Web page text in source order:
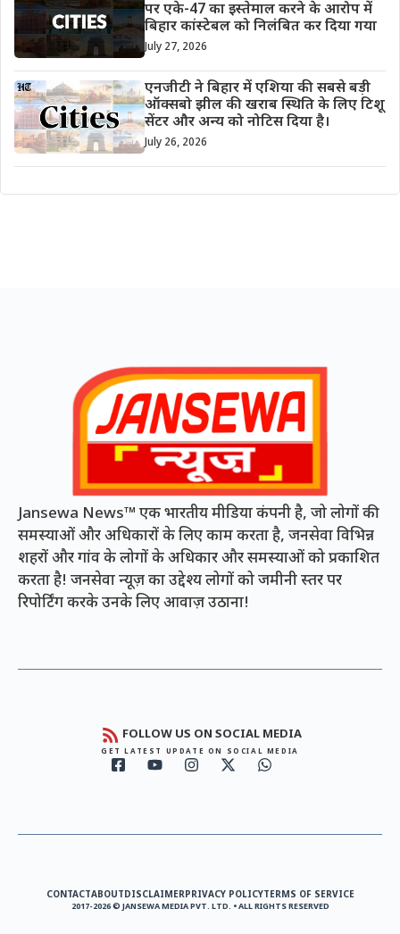
पर एके-47 का इस्तेमाल करने के आरोप में
बिहार कांस्टेबल को निलंबित कर दिया गया
July 27, 2026
एनजीटी ने बिहार में एशिया की सबसे बड़ी
ऑक्सबो झील की खराब स्थिति के लिए टिशू
सेंटर और अन्य को नोटिस दिया है।
July 26, 2026
Jansewa News™ एक भारतीय मीडिया कंपनी है, जो लोगों की
समस्याओं और अधिकारों के लिए काम करता है, जनसेवा विभिन्न
शहरों और गांव के लोगों के अधिकार और समस्याओं को प्रकाशित
करता है! जनसेवा न्यूज़ का उद्देश्य लोगों को जमीनी स्तर पर
रिपोर्टिंग करके उनके लिए आवाज़ उठाना!
FOLLOW US ON SOCIAL MEDIA
GET LATEST UPDATE ON SOCIAL MEDIA
CONTACTABOUTDISCLAIMERPRIVACY POLICYTERMS OF SERVICE
2017-2026 © JANSEWA MEDIA PVT. LTD. • ALL RIGHTS RESERVED